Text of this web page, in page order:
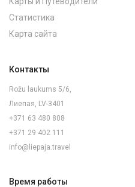
Статистика
Карта сайта
Контакты
Rožu laukums 5/6,
Лиепая, LV-3401
+371 63 480 808
+371 29 402 111
info@liepaja.travel
Время работы